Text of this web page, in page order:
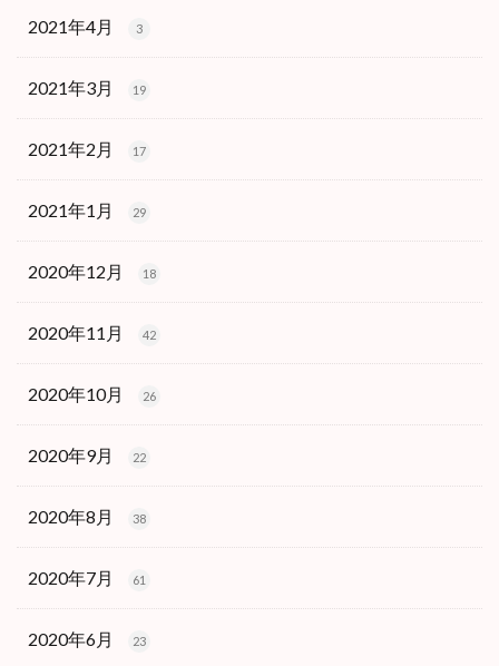
2021年4月 3
2021年3月 19
2021年2月 17
2021年1月 29
2020年12月 18
2020年11月 42
2020年10月 26
2020年9月 22
2020年8月 38
2020年7月 61
2020年6月 23